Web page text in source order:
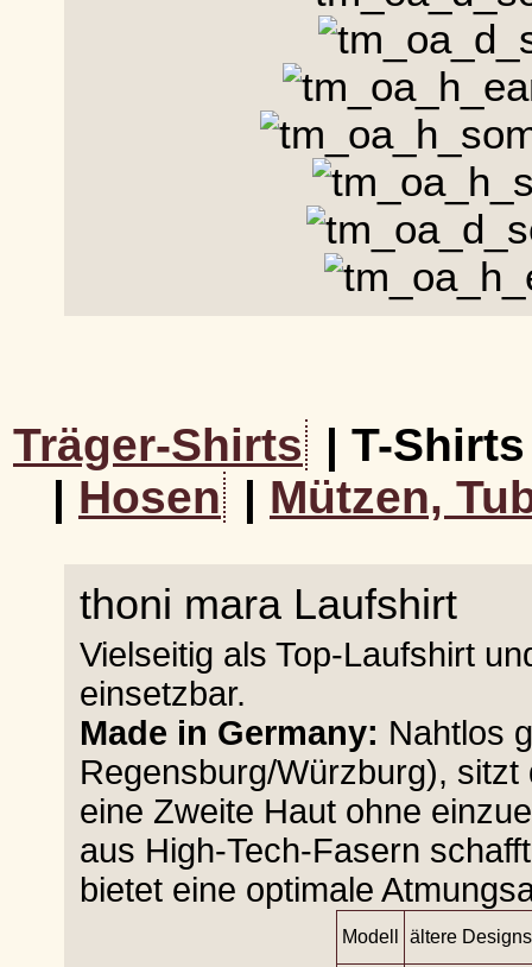
Träger-Shirts | T-
| Hosen | Mützen,
thoni mara Laufshirt
Vielseitig als Top-Laufshirt
einsetzbar.
Made in Germany: Nahtlos
Regensburg/Würzburg),
eine Zweite Haut ohne
aus High-Tech-Fasern
bietet eine optimale
Modell ältere Designs